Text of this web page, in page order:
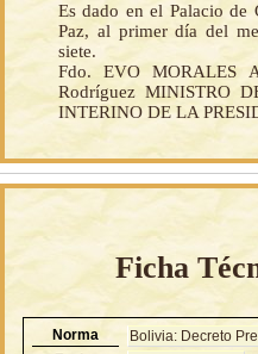
Es dado en el Palacio de
Paz, al primer día del
siete.
Fdo. EVO MORALES
Rodríguez MINISTRO
INTERINO DE LA
Ficha
Norma
Bolivia: Decreto